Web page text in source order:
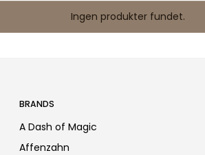
Ingen produkter fundet.
BRANDS
A Dash of Magic
Affenzahn